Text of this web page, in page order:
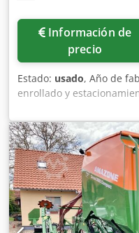
Información de
precio
Estado: usado, Año de
enrollado y
en ambos lados /
Sensor de inclinación
Alfombrillas EasyCheck,
en L y escaleras
cobertura L / Juego de
Uys Achskr